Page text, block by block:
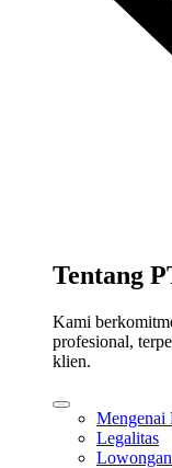
Tentang
Kami
profesional,
klien.
Legalitas